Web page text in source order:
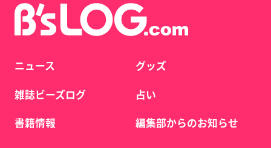
ニュース
雑誌ビーズログ
書籍情報
グッズ
占い
編集部からのお知らせ